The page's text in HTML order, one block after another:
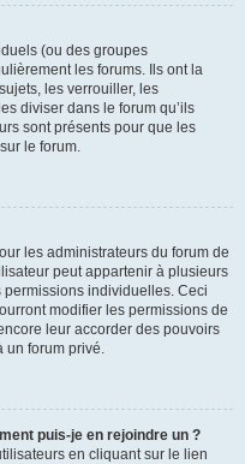
(ou des groupes
les forums. Ils ont la
les verrouiller, les
diviser dans le forum qu’ils
sont présents pour que les
le forum.
les administrateurs du forum de
peut appartenir à plusieurs
individuelles. Ceci
modifier les permissions de
leur accorder des pouvoirs
un forum privé.
puis-je en rejoindre un ?
en cliquant sur le lien